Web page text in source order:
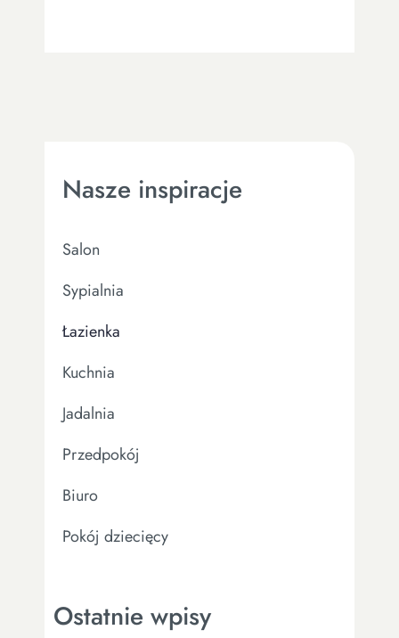
Nasze inspiracje
Salon
Sypialnia
Łazienka
Kuchnia
Jadalnia
Przedpokój
Biuro
Pokój dziecięcy
Ostatnie wpisy